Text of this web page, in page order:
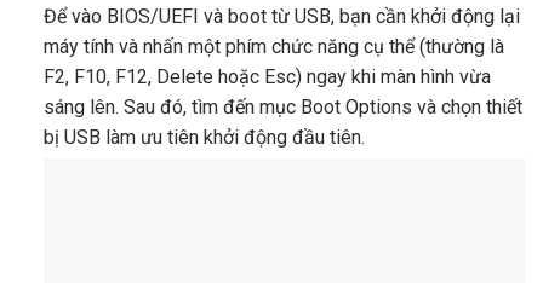
Để vào BIOS/UEFI và boot từ USB, bạn cần khởi động lại
máy tính và nhấn một phím chức năng cụ thể (thường là
F2, F10, F12, Delete hoặc Esc) ngay khi màn hình vừa
sáng lên. Sau đó, tìm đến mục Boot Options và chọn thiết
bị USB làm ưu tiên khởi động đầu tiên.